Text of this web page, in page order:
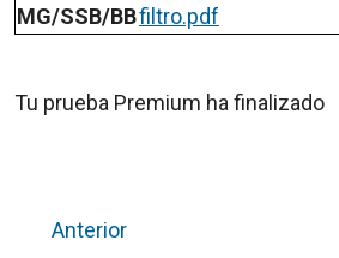
MG/SSB/BBfiltro.pdf
Tu prueba Premium ha finalizado
Anterior